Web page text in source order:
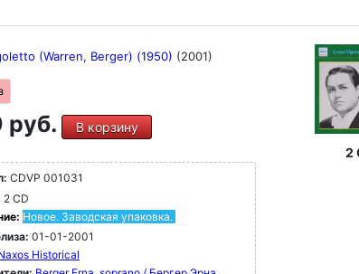
(Warren, Berger) (1950) (2001)
руб. В корзину
CDVP 001031
2 CD
Новое. Заводская упаковка.
01-01-2001
Historical
2